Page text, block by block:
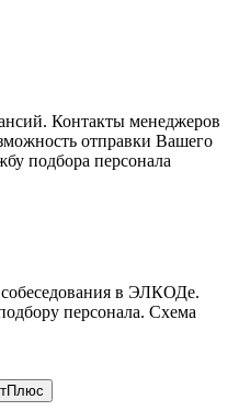
Контакты менеджеров
отправки Вашего
подбора персонала
в ЭЛКОДе.
персонала. Схема